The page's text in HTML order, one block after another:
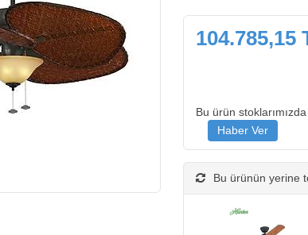
104.785,15
Bu ürün
Bu ürünün yerine